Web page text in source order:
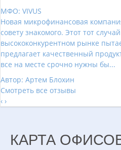
МФО: VIVUS
Новая микрофинансовая
совету знакомого. Этот тот
высококонкурентном рынке
предлагает качественный
все на месте срочно нужны бы...
Автор: Артем Блохин
Смотреть все отзывы
‹ ›
КАРТА